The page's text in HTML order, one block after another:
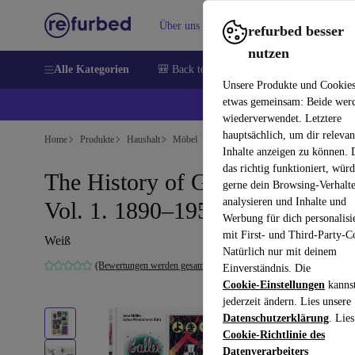
refurbed besser
nutzen
Unsere Produkte und
etwas gemeinsam: Beide
wiederverwendet. Letztere
hauptsächlich, um dir
Inhalte anzeigen zu können.
das richtig funktioniert,
gerne dein Browsing-
analysieren und Inhalte und
Werbung für dich
mit First- und Third-Party-
Natürlich nur mit deinem
Einverständnis. Die
Cookie-Einstellungen
jederzeit ändern. Lies unsere
Datenschutzerklärung.
Cookie-Richtlinie des
Datenverarbeiters
Über uns Verkaufen Hilfe
Alle Kategorien 🎒 Back to school
💰
Home Produkte Haushalt Möbel
The History of Graphic Design.
Vol. 1. 1890–1959
Weiß
(Bewertungen werden gesammelt)